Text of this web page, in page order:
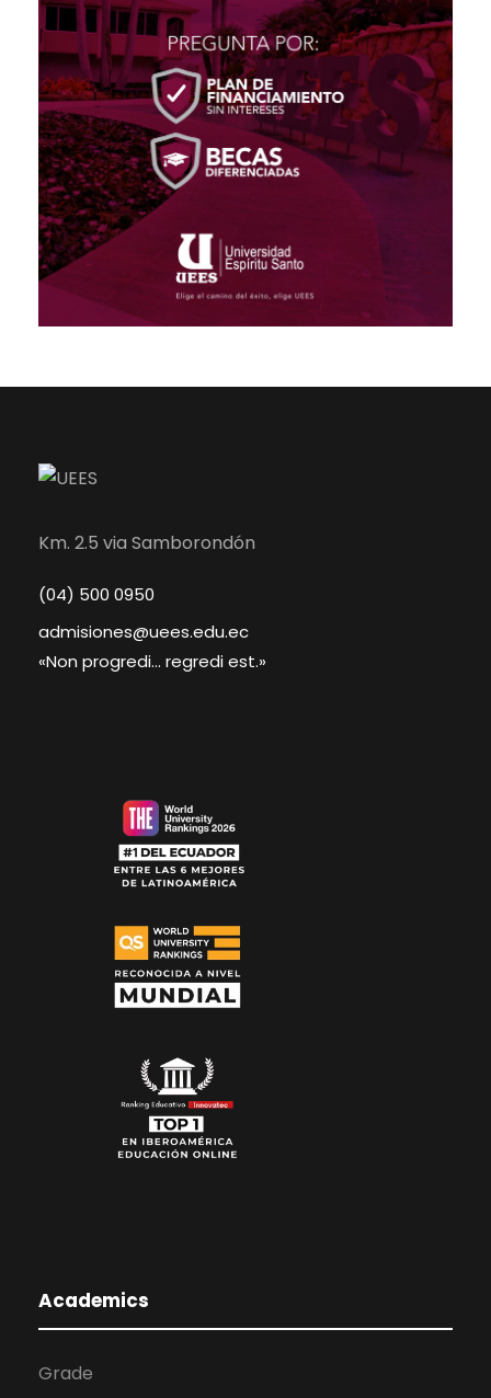
Km. 2.5 via Samborondón
(04) 500 0950
admisiones@uees.edu.ec
«Non progredi... regredi est.»
Academics
Grade